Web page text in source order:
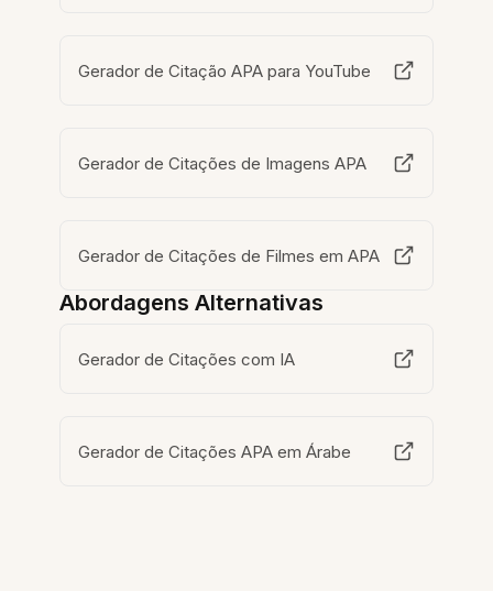
Gerador de Citação APA para YouTube
Gerador de Citações de Imagens APA
Gerador de Citações de Filmes em APA
Abordagens Alternativas
Gerador de Citações com IA
Gerador de Citações APA em Árabe